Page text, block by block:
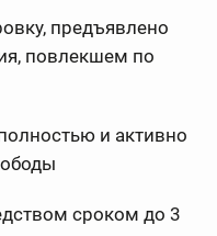
предъявлено
повлекшем по
и активно
сроком до 3